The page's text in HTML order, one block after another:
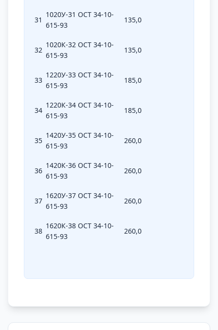
31
1020У-31 ОСТ 34-10-
615-93
135,0
32
1020К-32 ОСТ 34-10-
615-93
135,0
33
1220У-33 ОСТ 34-10-
615-93
185,0
34
1220К-34 ОСТ 34-10-
615-93
185,0
35
1420У-35 ОСТ 34-10-
615-93
260,0
36
1420К-36 ОСТ 34-10-
615-93
260,0
37
1620У-37 ОСТ 34-10-
615-93
260,0
38
1620К-38 ОСТ 34-10-
615-93
260,0